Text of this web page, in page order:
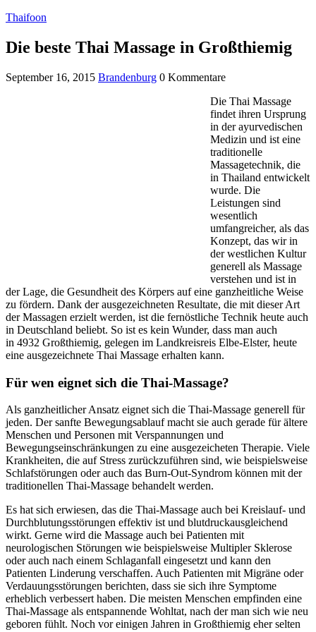
Thaifoon
Die beste Thai Massage in Großthiemig
September 16, 2015 Brandenburg 0 Kommentare
Die Thai Massage
findet ihren Ursprung
in der ayurvedischen
Medizin und ist eine
traditionelle
Massagetechnik, die
in Thailand entwickelt
wurde. Die
Leistungen sind
wesentlich
umfangreicher, als das
Konzept, das wir in
der westlichen Kultur
generell als Massage
verstehen und ist in
der Lage, die Gesundheit des Körpers auf eine ganzheitliche Weise
zu fördern. Dank der ausgezeichneten Resultate, die mit dieser Art
der Massagen erzielt werden, ist die fernöstliche Technik heute auch
in Deutschland beliebt. So ist es kein Wunder, dass man auch
in 4932 Großthiemig, gelegen im Landkreisreis Elbe-Elster, heute
eine ausgezeichnete Thai Massage erhalten kann.
Für wen eignet sich die Thai-Massage?
Als ganzheitlicher Ansatz eignet sich die Thai-Massage generell für
jeden. Der sanfte Bewegungsablauf macht sie auch gerade für ältere
Menschen und Personen mit Verspannungen und
Bewegungseinschränkungen zu eine ausgezeicheten Therapie. Viele
Krankheiten, die auf Stress zurückzuführen sind, wie beispielsweise
Schlafstörungen oder auch das Burn-Out-Syndrom können mit der
traditionellen Thai-Massage behandelt werden.
Es hat sich erwiesen, das die Thai-Massage auch bei Kreislauf- und
Durchblutungsstörungen effektiv ist und blutdruckausgleichend
wirkt. Gerne wird die Massage auch bei Patienten mit
neurologischen Störungen wie beispielsweise Multipler Sklerose
oder auch nach einem Schlaganfall eingesetzt und kann den
Patienten Linderung verschaffen. Auch Patienten mit Migräne oder
Verdauungsstörungen berichten, dass sie sich ihre Symptome
erheblich verbessert haben. Die meisten Menschen empfinden eine
Thai-Massage als entspannende Wohltat, nach der man sich wie neu
geboren fühlt. Noch vor einigen Jahren in Großthiemig eher selten